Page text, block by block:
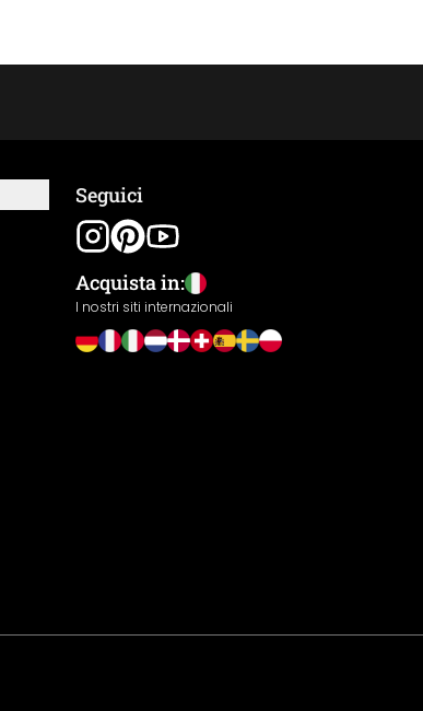
Seguici
Acquista in:
I nostri siti internazionali